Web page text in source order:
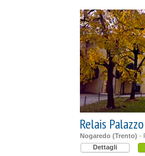
Relais
Nogaredo (Trento) -
Dettagli